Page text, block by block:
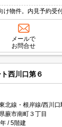
け物件。内見予約受
月(償却2ヶ月)。
メールで
お問合せ
西川口第６
北線・根岸線/西川
蕨市南町３丁目
5階建